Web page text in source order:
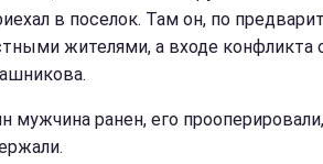
в поселок. Там он, по
жителями, а входе конфликта
мужчина ранен, его